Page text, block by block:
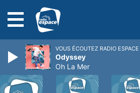
VOUS ÉCOUTEZ RADIO ESPACE
Odyssey
Oh La Mer